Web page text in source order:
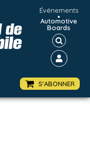
Événements
•
Automotive
Boards
S'ABONNER